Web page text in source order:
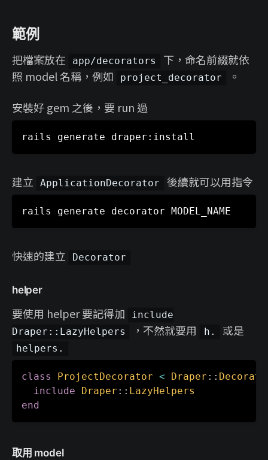
範例
把檔案放在 app/decorators
下，命名前綴就依
照 model 名稱，例如
project_decorator
。
安裝好 gem 之後，要 run 過
建立 ApplicationDecorator 後續就可以用指令
快速的建立 Decorator
helper
要使用 helper 要記得加
include
Draper::LazyHelpers
，不然就要用 h. 或是
helpers.
class ProjectDecorator < Draper : :
include
Draper : : LazyHelpers
end
取用 model